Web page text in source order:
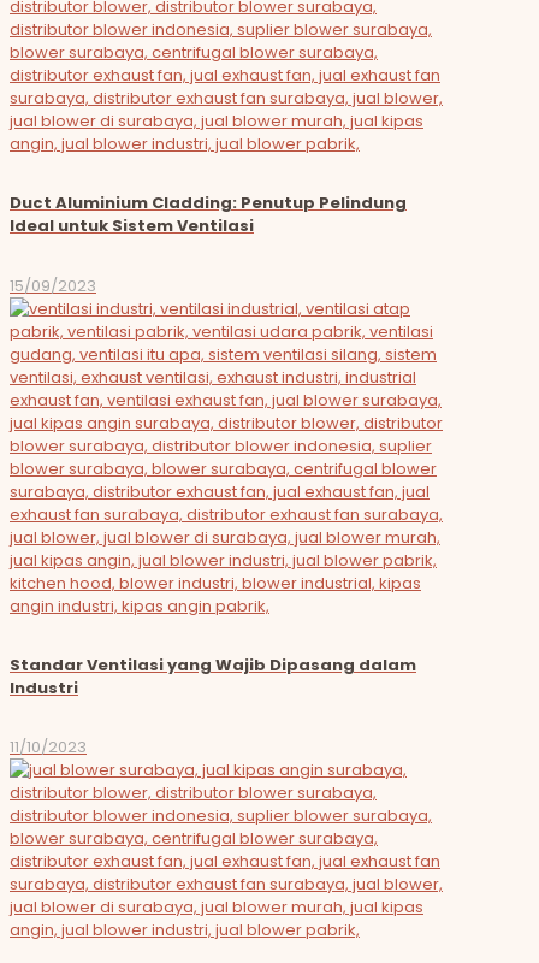
Duct Aluminium Cladding: Penutup Pelindung
Ideal untuk Sistem Ventilasi
15/09/2023
Standar Ventilasi yang Wajib Dipasang dalam
Industri
11/10/2023